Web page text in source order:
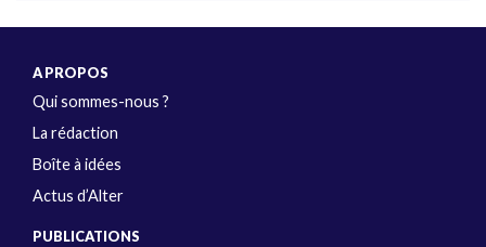
A PROPOS
Qui sommes-nous ?
La rédaction
Boîte à idées
Actus d’Alter
PUBLICATIONS